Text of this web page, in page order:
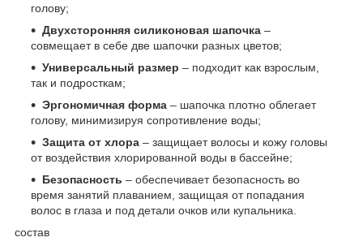
голову;
Двухсторонняя силиконовая шапочка –
совмещает в себе две шапочки разных цветов;
Универсальный размер – подходит как взрослым,
так и подросткам;
Эргономичная форма – шапочка плотно облегает
голову, минимизируя сопротивление воды;
Защита от хлора – защищает волосы и кожу головы
от воздействия хлорированной воды в бассейне;
Безопасность – обеспечивает безопасность во
время занятий плаванием, защищая от попадания
волос в глаза и под детали очков или купальника.
состав